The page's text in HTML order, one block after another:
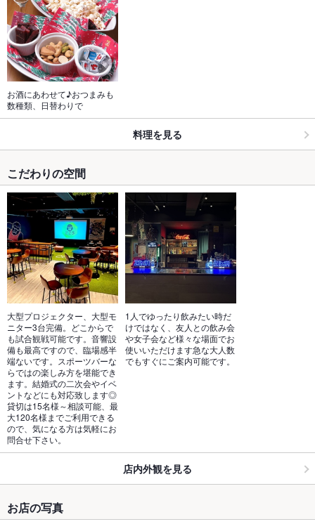
お酒にあわせて♪おつまみも
数種類、日替わりで
料理を見る
こだわりの空間
大型プロジェクター、大型モ
ニター3台完備。どこからで
も試合観戦可能です。音響設
備も最高ですので、臨場感半
端ないです。スポーツバーな
らではの楽しみ方を堪能でき
ます。結婚式の二次会やイベ
ントなどにも対応致します◎
貸切は15名様～相談可能、最
大120名様までご利用できる
ので、気になる方は気軽にお
問合せ下さい。
1人でゆったり飲みたい時だ
けではなく、友人との飲み会
や女子会など様々な場面でお
使いいただけます急な大人数
でもすぐにご案内可能です。
店内外観を見る
お店の写真